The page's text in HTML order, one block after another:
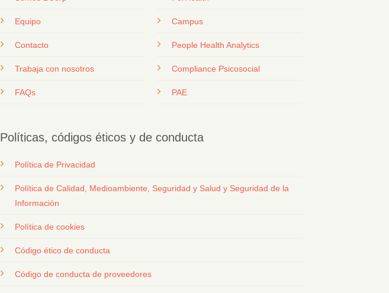
Equipo
Contacto
Trabaja con nosotros
FAQs
Campus
People Health Analytics
Compliance Psicosocial
PAE
Políticas, códigos éticos y de conducta
Política de Privacidad
Política de Calidad, Medioambiente, Seguridad y Salud y Seguridad de la
Información
Política de cookies
Código ético de conducta
Código de conducta de proveedores